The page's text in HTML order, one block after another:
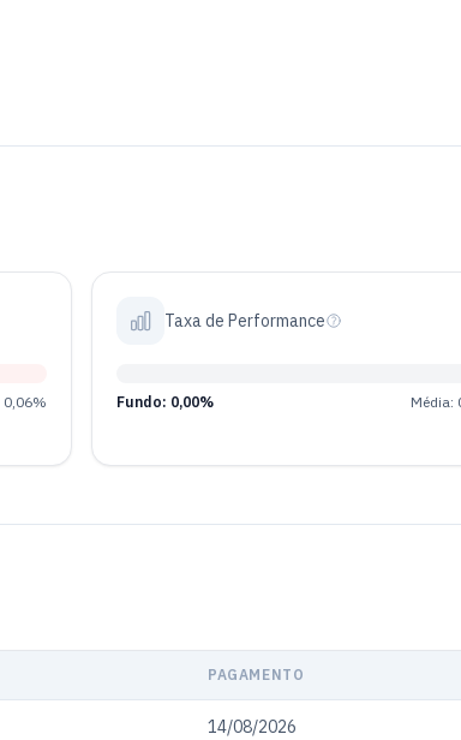
0,06%
Taxa de Performance
Fundo: 0,00% Média:
PAGAMENTO
14/08/2026